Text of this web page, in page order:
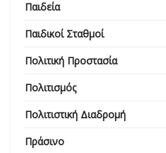
Παιδεία
Παιδικοί Σταθμοί
Πολιτική Προστασία
Πολιτισμός
Πολιτιστική Διαδρομή
Πράσινο